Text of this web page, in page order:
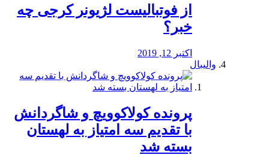
از فوتبالیست لژیونر کرجی چه
خبر؟
اکتبر 12, 2019
والیبال
پرونده کولاکوویچ و شاگردانش
با تقدیم سه امتیاز به لهستان
بسته شد